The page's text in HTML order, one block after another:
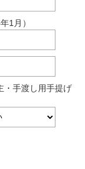
1月）
・手渡し用手提げ